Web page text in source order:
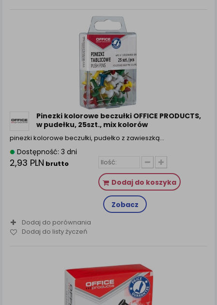
Pinezki kolorowe beczułki OFFICE PRODUCTS,
w pudełku, 25szt., mix kolorów
pinezki kolorowe beczułki, pudełko z zawieszką…
Dostępność: 3 dni
2,93 PLN brutto
Dodaj do koszyka
Zobacz
Dodaj do porównania
Dodaj do listy życzeń